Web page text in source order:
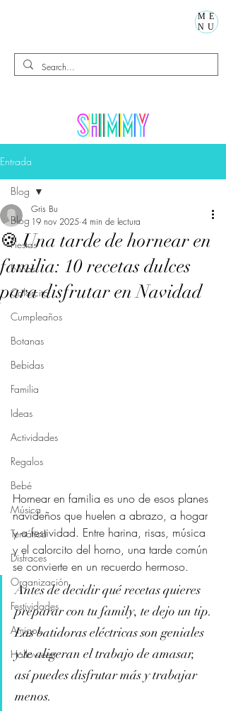
ME
NU
Entrada
Blog
Fiestas
Niños
Calorcito
Cumpleaños
Botanas
Bebidas
Familia
Ideas
Actividades
Regalos
Bebé
Música
Temática
Disfraces
Organización
Festividades
Amigos
Halloween
Blog
🍪 Una tarde de hornear en
familia: 10 recetas dulces
para disfrutar en Navidad
Gris Bu
19 nov 2025 4 min de lectura
Hornear en familia es uno de esos planes
navideños que huelen a abrazo, a hogar
y a festividad. Entre harina, risas, música
y el calorcito del horno, una tarde común
se convierte en un recuerdo hermoso.
Antes de decidir qué recetas quieres
preparar con tu family, te dejo un tip.
Las batidoras eléctricas son geniales
y te aligeran el trabajo de amasar,
así puedes disfrutar más y trabajar
menos.